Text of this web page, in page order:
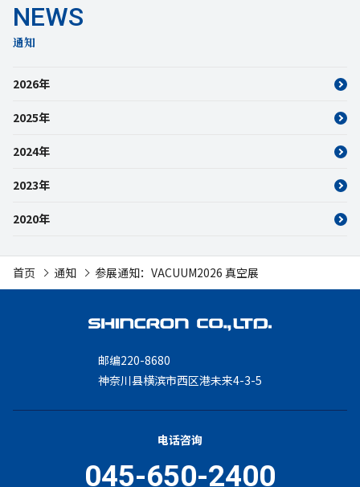
通知
2026年
2025年
2024年
2023年
2020年
首页 通知 参展通知：VACUUM2026 真空展
邮编220-8680
神奈川县横滨市西区港未来4-3-5
电话咨询
045-650-2400